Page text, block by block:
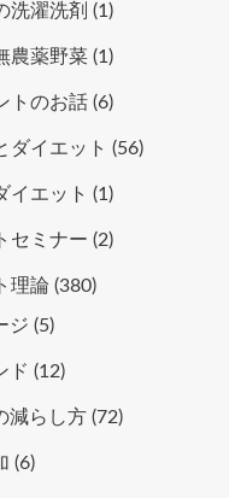
洗濯洗剤 (1)
農薬野菜 (1)
トのお話 (6)
ダイエット (56)
イエット (1)
セミナー (2)
理論 (380)
ジ (5)
ド (12)
減らし方 (72)
(6)